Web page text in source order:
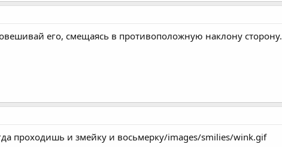
его, смещаясь в противоположную наклону сторону.
проходишь и змейку и восьмерку/images/smilies/wink.gif